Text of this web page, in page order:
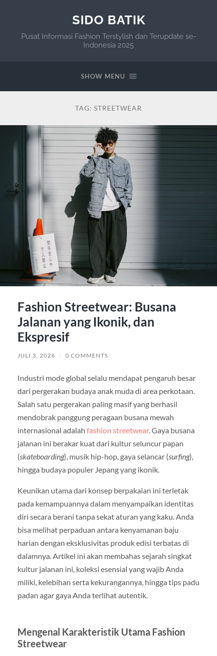
SIDO BATIK
Pusat Informasi Fashion Terstylish dan Terupdate se-
Indonesia 2025
SHOW MENU
TAG: STREETWEAR
Fashion Streetwear: Busana
Jalanan yang Ikonik, dan
Ekspresif
JULI 3, 2026 / 0 COMMENTS
Industri mode global selalu mendapat pengaruh besar
dari pergerakan budaya anak muda di area perkotaan.
Salah satu pergerakan paling masif yang berhasil
mendobrak panggung peragaan busana mewah
internasional adalah fashion streetwear. Gaya busana
jalanan ini berakar kuat dari kultur seluncur papan
(skateboarding), musik hip-hop, gaya selancar (surfing),
hingga budaya populer Jepang yang ikonik.
Keunikan utama dari konsep berpakaian ini terletak
pada kemampuannya dalam menyampaikan identitas
diri secara berani tanpa sekat aturan yang kaku. Anda
bisa melihat perpaduan antara kenyamanan baju
harian dengan eksklusivitas produk edisi terbatas di
dalamnya. Artikel ini akan membahas sejarah singkat
kultur jalanan ini, koleksi esensial yang wajib Anda
miliki, kelebihan serta kekurangannya, hingga tips padu
padan agar gaya Anda terlihat autentik.
Mengenal Karakteristik Utama Fashion
Streetwear